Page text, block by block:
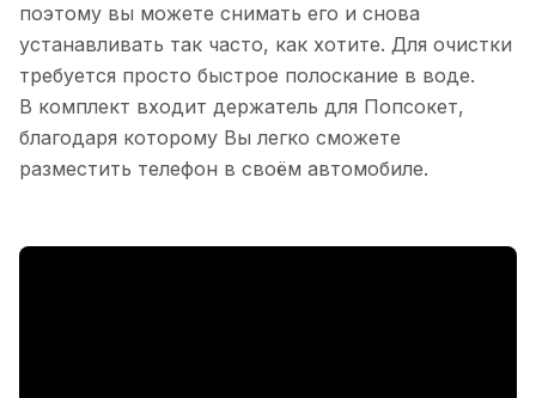
поэтому вы можете снимать его и снова
устанавливать так часто, как хотите. Для очистки
требуется просто быстрое полоскание в воде.
В комплект входит держатель для Попсокет,
благодаря которому Вы легко сможете
разместить телефон в своём автомобиле.